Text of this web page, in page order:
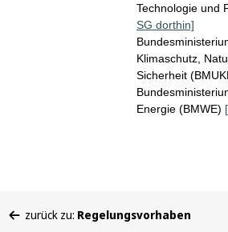
Technologie und
SG dorthin]
Klimaschutz,
Sicherheit
Energie (BMWE)
befinden
zurück zu: Regelungsvorhaben